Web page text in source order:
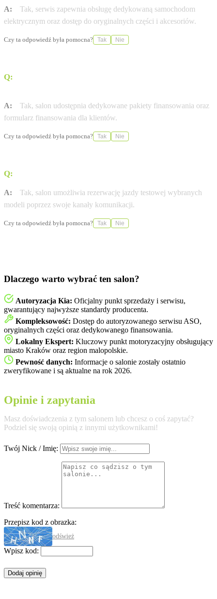
A:
Tak, serwis zapewnia obsługę dedykowaną samochodom
elektrycznym oraz dostęp do oryginalnych części i akcesoriów.
Czy ta odpowiedź była pomocna? Tak Nie
Q:
A:
Tak, salon udostępnia dedykowane pakiety finansowania oraz
formularz finansowania dla klientów.
Czy ta odpowiedź była pomocna? Tak Nie
Q:
A:
Tak, salon umożliwia rezerwację jazdy testowej wybranych
modeli poprzez swoje kanały komunikacji.
Czy ta odpowiedź była pomocna? Tak Nie
Dlaczego warto wybrać ten salon?
Autoryzacja Kia: Oficjalny punkt sprzedaży i serwisu,
gwarantujący najwyższe standardy producenta.
Kompleksowość: Dostęp do autoryzowanego serwisu ASO,
oryginalnych części oraz dedykowanego finansowania.
Lokalny Ekspert: Kluczowy punkt motoryzacyjny obsługujący
miasto Kraków oraz region malopolskie.
Pewność danych: Informacje o salonie zostały ostatnio
zweryfikowane i są aktualne na rok 2026.
Opinie i zapytania
Masz doświadczenia z tym salonem lub chcesz o coś zapytać?
Podziel się swoją opinią z innymi użytkownikami!
Twój Nick / Imię:
Treść komentarza:
Przepisz kod z obrazka:
odśwież
Wpisz kod: